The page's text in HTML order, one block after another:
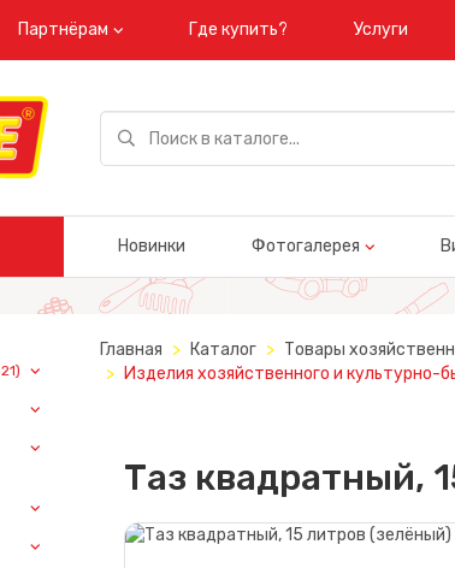
Партнёрам Где купить? Услуги
Новинки Фотогалерея
Главная Каталог
Товары
Изделия хозяйственного и культурно-
Таз квадратный,